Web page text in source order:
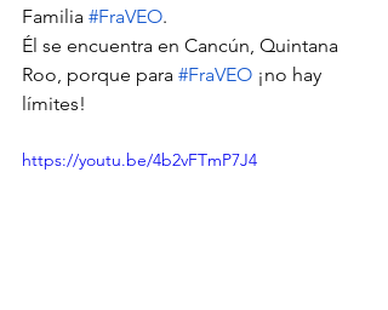
Familia #FraVEO.
Él se encuentra en Cancún, Quintana
Roo, porque para #FraVEO ¡no hay
límites!
https://youtu.be/4b2vFTmP7J4